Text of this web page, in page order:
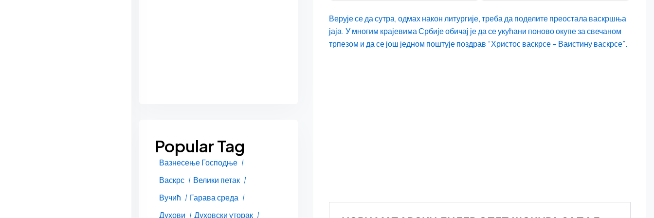
Верује се да сутра, одмах након литургије, треба да поделите преостала васкршња
јаја. У многим крајевима Србије обичај је да се укућани поново окупе за свечаном
трпезом и да се још једном поштује поздрав “Христос васкрсе – Ваистину васкрсе”.
Popular Tag
Вазнесење Господње
Васкрс
Велики петак
Вучић
Гарава среда
Духови
Духовски уторак